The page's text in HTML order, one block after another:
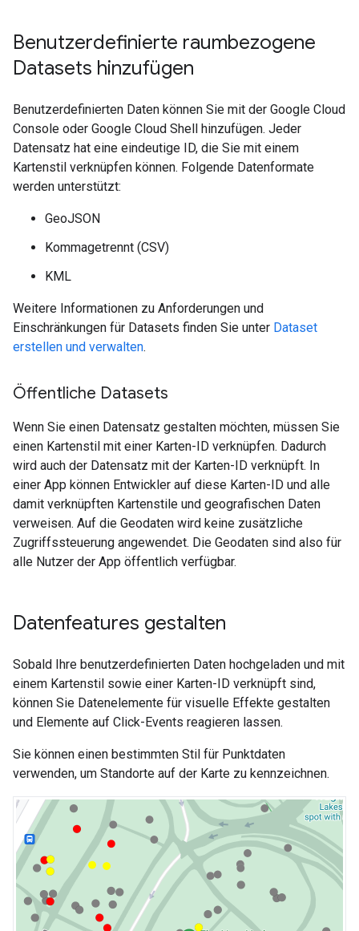
Benutzerdefinierte raumbezogene
Datasets hinzufügen
Benutzerdefinierten Daten können Sie mit der Google Cloud
Console oder Google Cloud Shell hinzufügen. Jeder
Datensatz hat eine eindeutige ID, die Sie mit einem
Kartenstil verknüpfen können. Folgende Datenformate
werden unterstützt:
GeoJSON
Kommagetrennt (CSV)
KML
Weitere Informationen zu Anforderungen und
Einschränkungen für Datasets finden Sie unter Dataset
erstellen und verwalten.
Öffentliche Datasets
Wenn Sie einen Datensatz gestalten möchten, müssen Sie
einen Kartenstil mit einer Karten-ID verknüpfen. Dadurch
wird auch der Datensatz mit der Karten-ID verknüpft. In
einer App können Entwickler auf diese Karten-ID und alle
damit verknüpften Kartenstile und geografischen Daten
verweisen. Auf die Geodaten wird keine zusätzliche
Zugriffssteuerung angewendet. Die Geodaten sind also für
alle Nutzer der App öffentlich verfügbar.
Datenfeatures gestalten
Sobald Ihre benutzerdefinierten Daten hochgeladen und mit
einem Kartenstil sowie einer Karten-ID verknüpft sind,
können Sie Datenelemente für visuelle Effekte gestalten
und Elemente auf Click-Events reagieren lassen.
Sie können einen bestimmten Stil für Punktdaten
verwenden, um Standorte auf der Karte zu kennzeichnen.